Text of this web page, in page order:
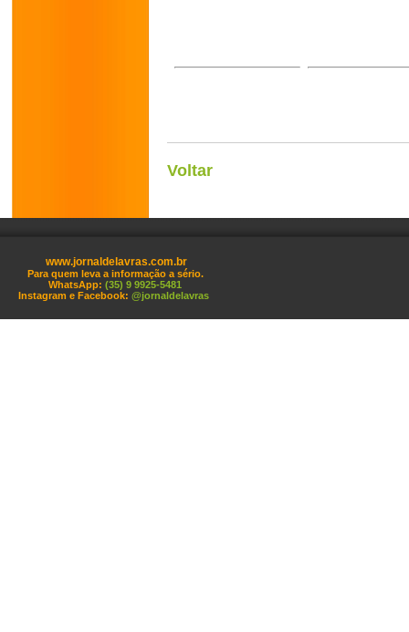
Voltar
www.jornaldelavras.com.br
Para quem leva a informação a sério.
WhatsApp: (35) 9 9925-5481
Instagram e Facebook: @jornaldelavras